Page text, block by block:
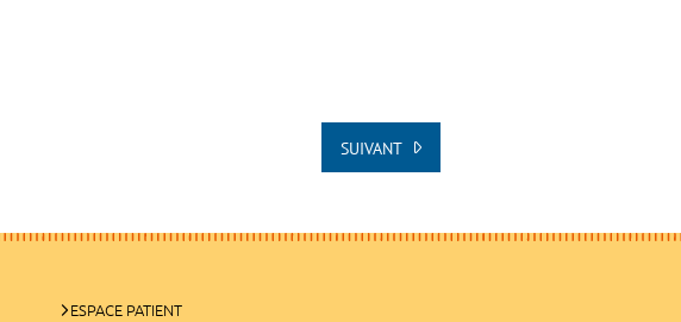
SUIVANT
ESPACE PATIENT